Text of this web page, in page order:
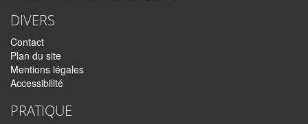
DIVERS
Contact
Plan du site
Mentions légales
Accessibilité
PRATIQUE